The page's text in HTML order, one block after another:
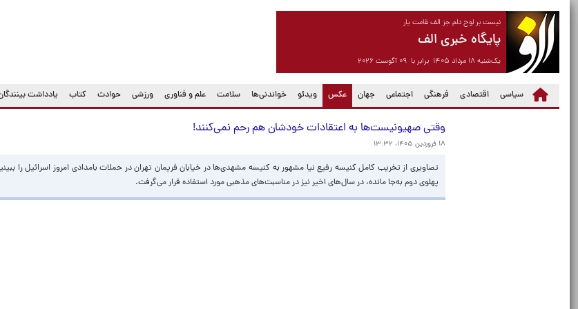
نیست بر لوح دلم جز الف قامت یار
پایگاه خبری الف
یک‌شنبه ۱۸ مرداد ۱۴۰۵ برابر با ۰۹ آگوست ۲۰۲۶
سیاسی اقتصادی فرهنگی اجتماعی جهان عکس
(current) ویدئو خواندنی‌ها سلامت علم و فناوری ورزشی حوادث کتاب یادداشت
وقتی صهیونیست‌ها به اعتقادات خودشان هم رحم نمی‌کنند!
۱۸ فروردین ۱۴۰۵، ۱۳:۳۲
تصاویری از تخریب کامل کنیسه رفیع نیا مشهور به کنیسه مشهدی‌ها در خیابان فریمان تهران در حملات بامدادی امروز اسرائیل را
پهلوی دوم به‌جا مانده، در سال‌های اخیر نیز در مناسبت‌های مذهبی مورد استفاده قرار می‌گرفت.